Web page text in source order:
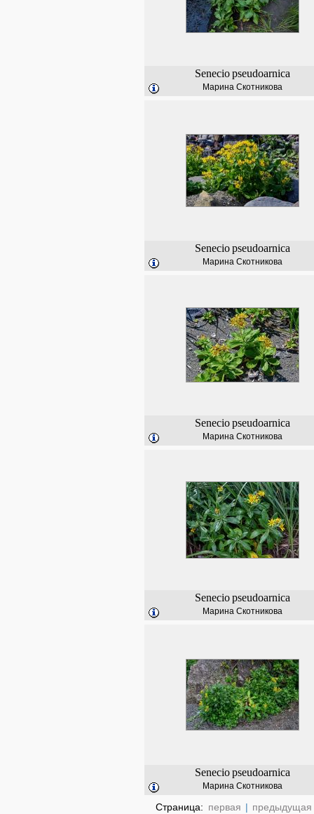
Seneciopseudoarnica
Марина Скотникова
Seneciopseudoarnica
Марина Скотникова
Seneciopseudoarnica
Марина Скотникова
Seneciopseudoarnica
Марина Скотникова
Seneciopseudoarnica
Марина Скотникова
Страница: первая | предыдущая